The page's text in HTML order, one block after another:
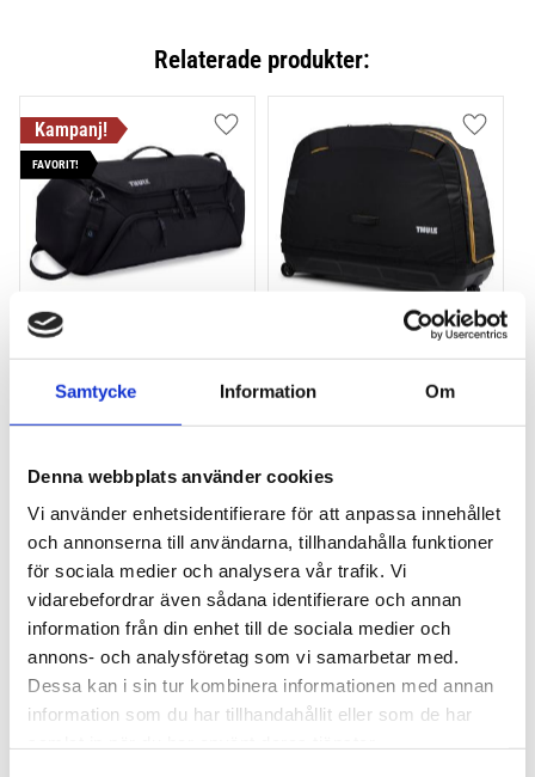
Samtycke Information Om
Denna webbplats använder cookies
Vi använder enhetsidentifierare för att anpassa innehållet
och annonserna till användarna, tillhandahålla funktioner
för sociala medier och analysera vår trafik. Vi
vidarebefordrar även sådana identifierare och annan
information från din enhet till de sociala medier och
annons- och analysföretag som vi samarbetar med.
Dessa kan i sin tur kombinera informationen med annan
information som du har tillhandahållit eller som de har
Relaterade produkter:
DUFFELVÄSKA FÖR
CYKELUTRUSTNING
BLACK
cykelväska för den
obegränsad möjlighet att
organisera och förvara
bärbara anordningar och
tillbehör.
1 295kr
1 495kr
FAVORIT!
Lägg till i favoriter
CYKELVÄSKA ROAD BIKE
cyclocross-cykel. Har ett
8 595 kr
Lägg
Lägg till i favoriter